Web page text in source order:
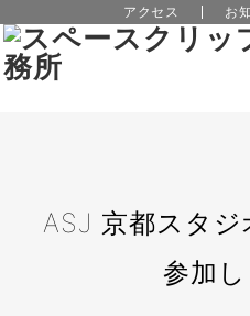
アクセス お
ASJ 京都スタ
参加し